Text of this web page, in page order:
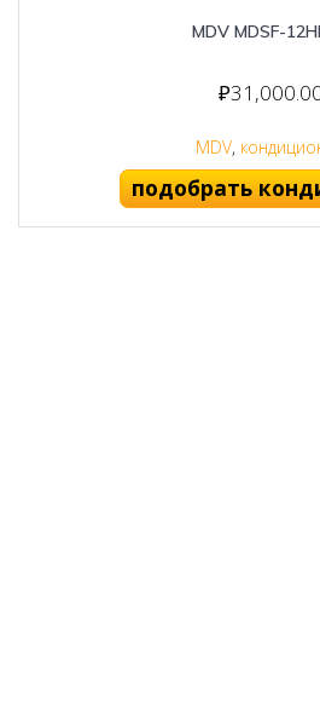
MDV MDSF-
₽
MDV,
подобрать